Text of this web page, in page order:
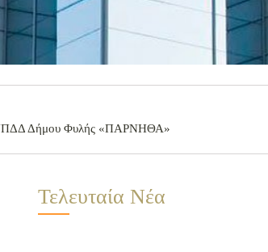
– ΝΠΔΔ Δήμου Φυλής «ΠΑΡΝΗΘΑ»
Τελευταία Νέα